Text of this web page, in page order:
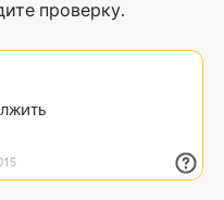
проверку.